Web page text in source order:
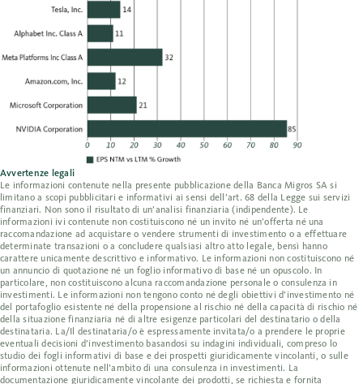
Avvertenze legali
Le informazioni contenute nella presente pubblicazione della Banca Migros SA si
limitano a scopi pubblicitari e informativi ai sensi dell’art. 68 della Legge sui servizi
finanziari. Non sono il risultato di un’analisi finanziaria (indipendente). Le
informazioni ivi contenute non costituiscono né un invito né un’offerta né una
raccomandazione ad acquistare o vendere strumenti di investimento o a effettuare
determinate transazioni o a concludere qualsiasi altro atto legale, bensì hanno
carattere unicamente descrittivo e informativo. Le informazioni non costituiscono né
un annuncio di quotazione né un foglio informativo di base né un opuscolo. In
particolare, non costituiscono alcuna raccomandazione personale o consulenza in
investimenti. Le informazioni non tengono conto né degli obiettivi d’investimento né
del portafoglio esistente né della propensione al rischio né della capacità di rischio né
della situazione finanziaria né di altre esigenze particolari del destinatario o della
destinataria. La/Il destinataria/o è espressamente invitata/o a prendere le proprie
eventuali decisioni d’investimento basandosi su indagini individuali, compreso lo
studio dei fogli informativi di base e dei prospetti giuridicamente vincolanti, o sulle
informazioni ottenute nell’ambito di una consulenza in investimenti. La
documentazione giuridicamente vincolante dei prodotti, se richiesta e fornita